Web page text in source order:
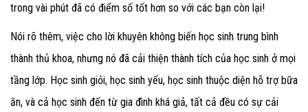
trong vài phút đã có điểm số tốt hơn so với các bạn còn lại!
Nói rõ thêm, việc cho lời khuyên không biến học sinh trung bình
thành thủ khoa, nhưng nó đã cải thiện thành tích của học sinh ở mọi
tầng lớp. Học sinh giỏi, học sinh yếu, học sinh thuộc diện hỗ trợ bữa
ăn, và cả học sinh đến từ gia đình khá giả, tất cả đều có sự cải